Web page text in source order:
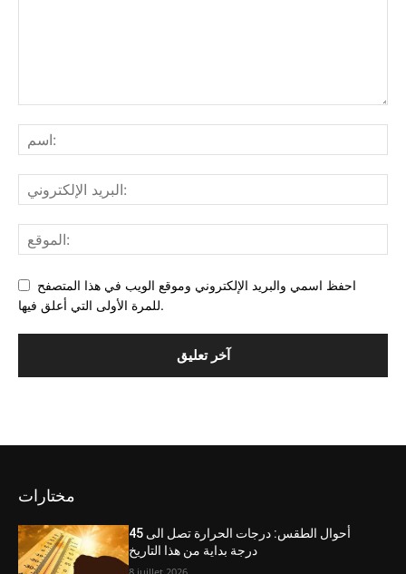
احفظ اسمي والبريد الإلكتروني وموقع الويب في هذا المتصفح
للمرة الأولى التي أعلق فيها.
مختارات
أحوال الطقس: درجات الحرارة تصل الى 45
درجة بداية من هذا التاريخ